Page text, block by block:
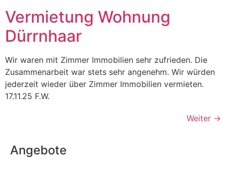
Vermietung Wohnung
Dürrnhaar
Wir waren mit Zimmer Immobilien sehr zufrieden. Die
Zusammenarbeit war stets sehr angenehm. Wir würden
jederzeit wieder über Zimmer Immobilien vermieten.
17.11.25 F.W.
Weiter →
Angebote